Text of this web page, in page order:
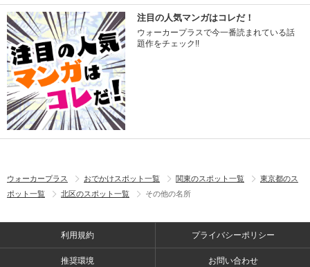
注目の人気マンガはコレだ！
ウォーカープラスで今一番読まれている話
題作をチェック!!
ウォーカープラス おでかけスポット一覧 関東のスポット一覧
東京都のス
ポット一覧
北区のスポット一覧 その他の名所
利用規約 プライバシーポリシー
推奨環境 お問い合わせ